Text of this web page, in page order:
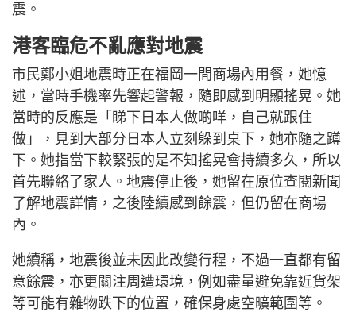
震。
港客臨危不亂應對地震
市民鄭小姐地震時正在福岡一間商場內用餐，她憶
述，當時手機率先響起警報，隨即感到明顯搖晃。她
當時的反應是「睇下日本人做啲咩，自己就跟住
做」，見到大部分日本人立刻躲到桌下，她亦隨之蹲
下。她指當下較緊張的是不知搖晃會持續多久，所以
首先聯絡了家人。地震停止後，她留在原位查閱新聞
了解地震詳情，之後陸續感到餘震，但仍留在商場
內。
她續稱，地震後並未因此改變行程，不過一直都有留
意餘震，亦更關注周遭環境，例如盡量避免靠近貨架
等可能有雜物跌下的位置，確保身處空曠範圍等。